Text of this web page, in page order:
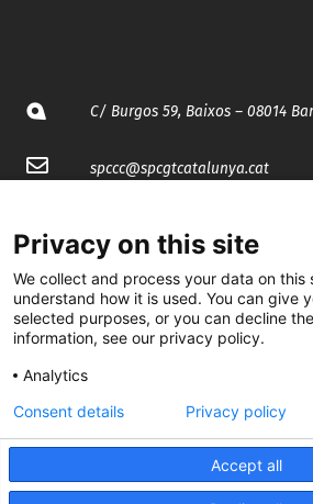
C/ Burgos 59, Baixos – 08014
spccc@spcgtcatalunya.cat
@CGTCatalunya
cgtcatalunya
CGTCatalunya
cgtcatalunya
Privacy on this site
We collect and process your data on this
understand how it is used. You can give
selected purposes, or you can decline
information, see our privacy policy.
Analytics
Accept all
Consent details Privacy policy